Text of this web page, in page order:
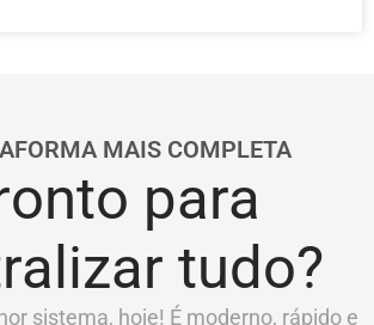
MAIS COMPLETA
para
tudo?
sistema, hoje! É moderno, rápido e